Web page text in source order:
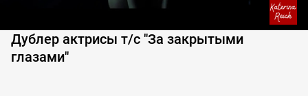
Дублер актрисы т/с "За закрытыми
глазами"